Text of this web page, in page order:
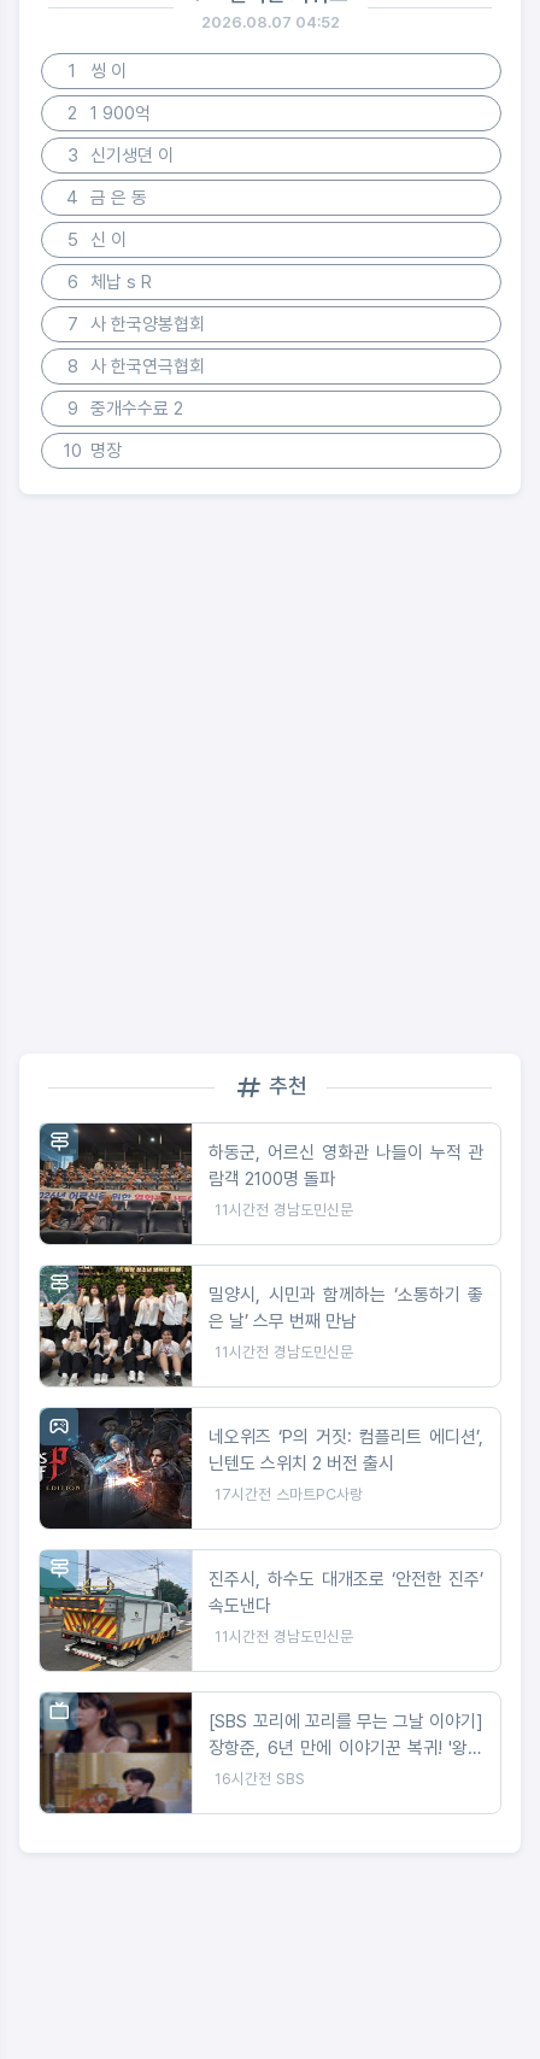
2026.08.07 04:52
1
씽 이
2
1 900억
3
신기생뎐 이
4
금 은 동
5
신 이
6
체납 s R
7
사 한국양봉협회
8
사 한국연극협회
9
중개수수료 2
10 명장
추천
하동군, 어르신 영화관 나들이 누적 관
람객 2100명 돌파
11시간전 경남도민신문
밀양시, 시민과 함께하는 ‘소통하기 좋
은 날’ 스무 번째 만남
11시간전 경남도민신문
네오위즈 ‘P의 거짓: 컴플리트 에디션’,
닌텐도 스위치 2 버전 출시
17시간전 스마트PC사랑
진주시, 하수도 대개조로 ‘안전한 진주’
속도낸다
11시간전 경남도민신문
[SBS 꼬리에 꼬리를 무는 그날 이야기]
장항준, 6년 만에 이야기꾼 복귀! '왕사
남' 감독이 직접 들려주는 '단종 이야기'
16시간전 SBS